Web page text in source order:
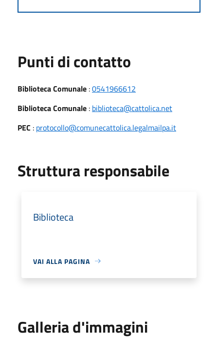
Punti di contatto
Biblioteca Comunale :0541966612
Biblioteca Comunale : biblioteca@cattolica.net
PEC : protocollo@comunecattolica.legalmailpa.it
Struttura responsabile
Biblioteca
VAI ALLA PAGINA
Galleria d'immagini